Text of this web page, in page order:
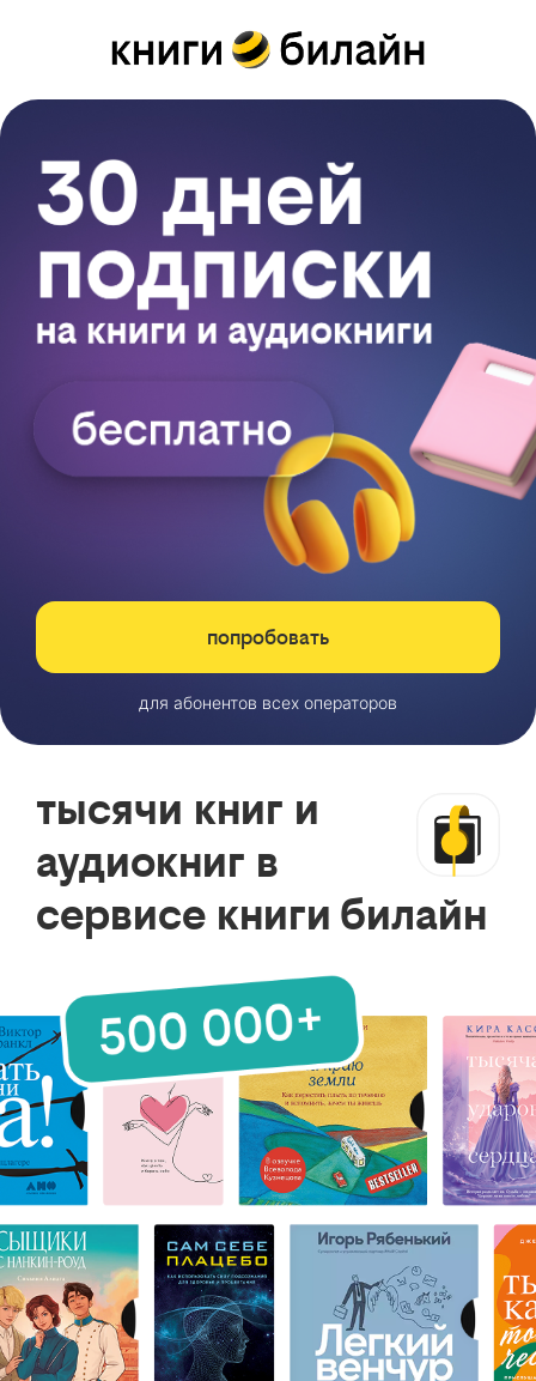
попробовать
для абонентов всех операторов
тысячи книг и
аудиокниг в
сервисе книги билайн